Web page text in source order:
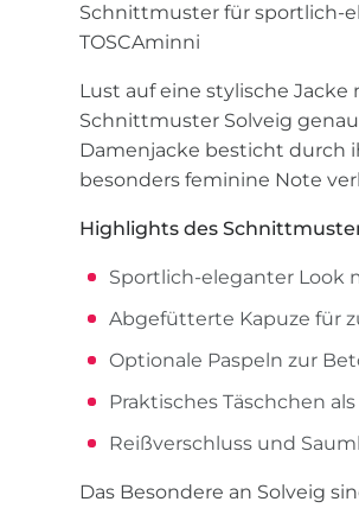
Schnittmuster für sportlich-
TOSCAminni
Lust auf eine stylische
Schnittmuster Solveig
Damenjacke besticht durch
besonders feminine Note
Highlights des
Sportlich-eleganter Look
Abgefütterte Kapuze für
Optionale Paspeln zur
Praktisches Täschchen
Reißverschluss und
Das Besondere an Solveig